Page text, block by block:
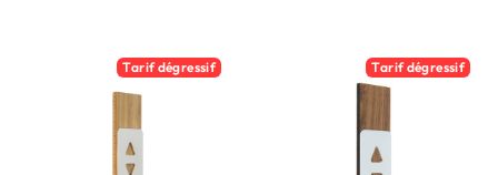
Tarif dégressif Tarif dégressif